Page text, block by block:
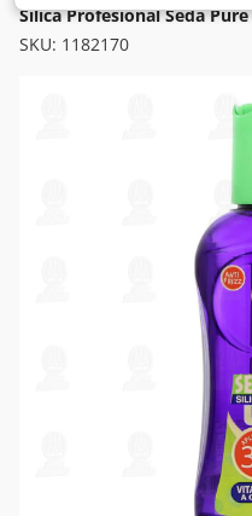
Silica Profesional Seda
SKU: 1182170